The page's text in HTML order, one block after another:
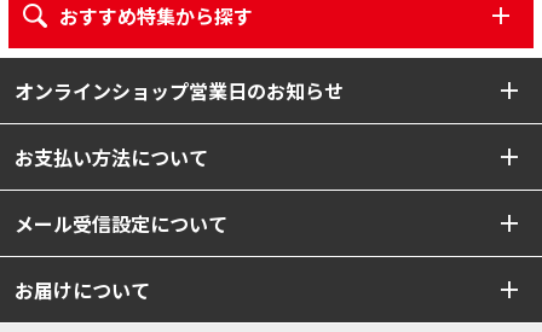
おすすめ特集から探す
オンラインショップ営業日のお知らせ
お支払い方法について
メール受信設定について
お届けについて